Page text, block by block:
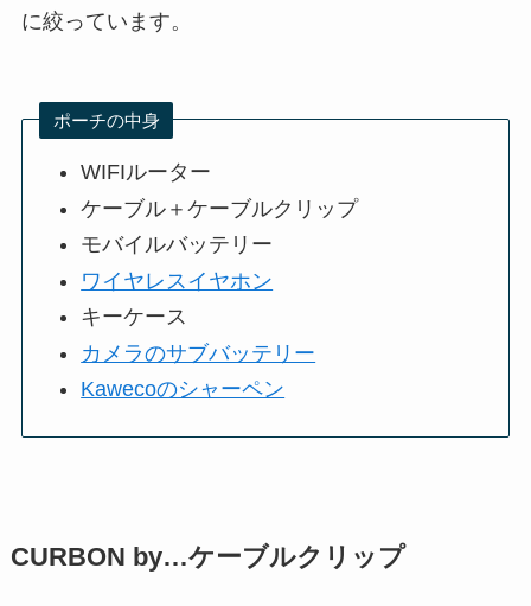
に絞っています。
ポーチの中身
WIFIルーター
ケーブル＋ケーブルクリップ
モバイルバッテリー
ワイヤレスイヤホン
キーケース
カメラのサブバッテリー
Kawecoのシャーペン
CURBON by…ケーブルクリップ